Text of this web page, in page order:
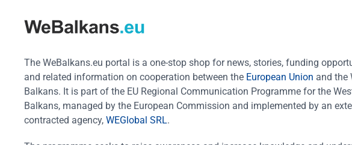
The WeBalkans.eu portal is a one-stop shop for news, stories, funding
and related information on cooperation between the European Union and the
Balkans. It is part of the EU Regional Communication Programme for the
Balkans, managed by the European Commission and implemented by an
contracted agency, WEGlobal SRL.